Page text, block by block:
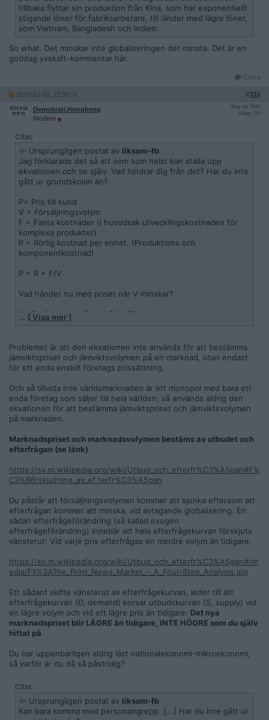
tillbaka flyttar sin produktion från Kina, som har exponentiellt
stigande löner för fabriksarbetare, till länder med lägre löner,
som Vietnam, Bangladesh och Indien.
So what. Det minskar inte globaliseringen det minsta. Det är en
goddag yxskaft-kommentar här.
Citera
2020-11-22, 21:32 #333
Demokrati.Hongkong
Medlem
Reg: Apr 2020
Inlägg: 709
Citat:
Ursprungligen postat av liksom-fb
Jag förklarade det så att vem som helst kan ställa upp
ekvationen och se själv. Vad hindrar dig från det? Har du inte
gått ur grundskolan än?
P= Pris till kund
V = Försäljningsvolym
F = Fasta kostnader (i huvudsak utvecklingskostnaden för
komplexa produkter).
R = Rörlig kostnad per enhet. (Produktions och
komponentkostnad)
P = R + F/V
Vad händer nu med priset när V minskar?
Varför är detta svårt att förstå?
riktigt, men den är försumbar i sammanhanget. Och den lär
inte ändras med varierande volym. Så talar vi om delta för
förändrad försäljningsvolym så försvinner den).
… [ Visa mer ]
Problemet är att den ekvationen inte används för att bestämma
jämviktspriset och jämviktsvolymen på en marknad, utan endast
för ett enda enskilt företags prissättning.
Och så tillvida inte världsmarknaden är ett monopol med bara ett
enda företag som säljer till hela världen, så används aldrig den
ekvationen för att bestämma jämviktspriset och jämviktsvolymen
på marknaden.
Marknadspriset och marknadsvolymen bestäms av utbudet och
efterfrågan (se länk).
https://sv.m.wikipedia.org/wiki/Utbud_och_efterfr%C3%A5gan#F%
C3%B6rskjutning_av_ef terfr%C3%A5gan
Du påstår att försäljningsvolymen kommer att sjunka eftersom att
efterfrågan kommer att minska, vid avtagande globalisering. En
sådan efterfrågeförändring (så kallad exogen
efterfrågeförändring) innebär att hela efterfrågekurvan förskjuts
vänsterut: Vid varje pris efterfrågas en mindre volym än tidigare.
https://sv.m.wikipedia.org/wiki/Utbud_och_efterfr%C3%A5gan#/m
edia/Fil%3AThe_Print_News_Market_-_A_Four-Step_Analysis.jpg
Ett sådant skifte vänsterut av efterfrågekurvan, leder till att
efterfrågekurvan (D, demand) korsar utbudskurvan (S, supply) vid
en lägre volym och vid ett lägre pris än tidigare: Det nya
marknadspriset blir LÄGRE än tidigare, INTE HÖGRE som du själv
hittat på.
Du har uppenbarligen aldrig läst nationalekonomi-mikroekonomi,
så varför är du då så påstridig?
Citat:
Ursprungligen postat av liksom-fb
Kan bara komma med personangrepp. [...] Har du inte gått ur